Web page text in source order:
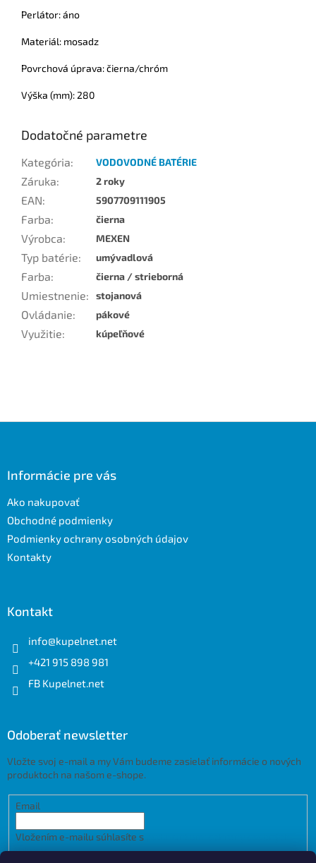
Perlátor: áno
Materiál: mosadz
Povrchová úprava: čierna/chróm
Výška (mm): 280
Dodatočné parametre
Kategória: VODOVODNÉ BATÉRIE
Záruka: 2 roky
EAN: 5907709111905
Farba: čierna
Výrobca: MEXEN
Typ batérie: umývadlová
Farba: čierna / strieborná
Umiestnenie: stojanová
Ovládanie: pákové
Využitie: kúpeľňové
Informácie pre vás
Ako nakupovať
Obchodné podmienky
Podmienky ochrany osobných údajov
Kontakty
Kontakt
info@kupelnet.net
+421 915 898 981
FB Kupelnet.net
Odoberať newsletter
Vložte svoj e-mail a my Vám budeme zasielať informácie o nových
produktoch na našom e-shope.
Email
Vložením e-mailu súhlasíte s
údajov